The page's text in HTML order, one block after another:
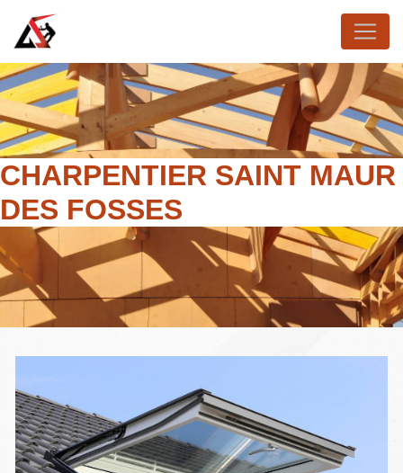
CHARPENTIER SAINT MAUR
DES FOSSES
Panneau de gestion des cookies